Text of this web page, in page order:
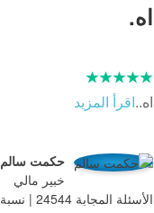
اه.
اه..اقرأ المزيد
حكمت سالم
خبير مالي
الأسئلة المجابة 24544 | نسبة الرضا 97.7%